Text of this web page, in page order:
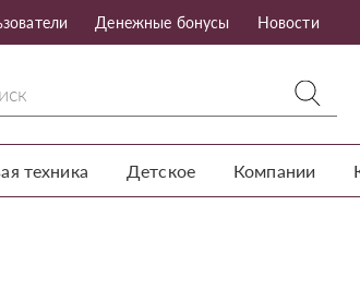
Денежные бонусы Новости
техника Детское Компании